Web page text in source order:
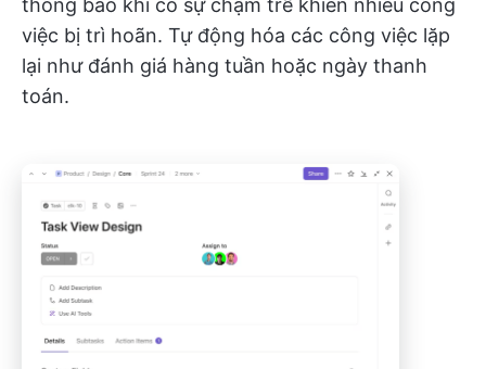
thông báo khi có sự chậm trễ khiến nhiều công
việc bị trì hoãn. Tự động hóa các công việc lặp
lại như đánh giá hàng tuần hoặc ngày thanh
toán.